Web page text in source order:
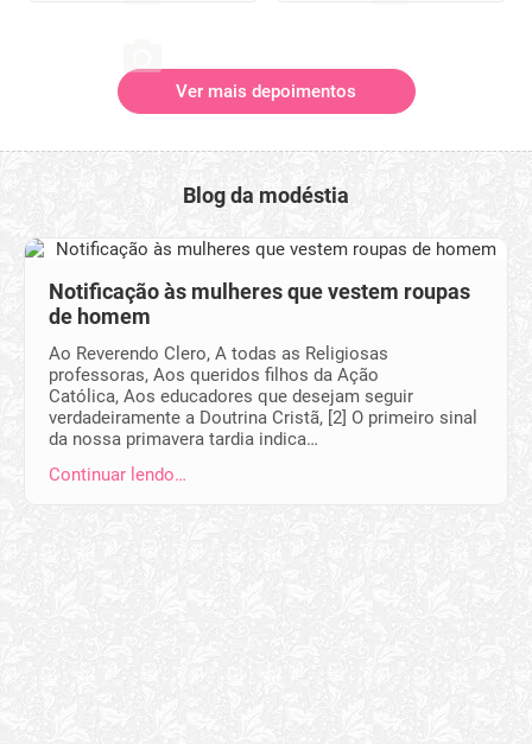
Ver mais depoimentos
Blog da modéstia
Notificação às mulheres que vestem roupas
de homem
Ao Reverendo Clero, A todas as Religiosas
professoras, Aos queridos filhos da Ação
Católica, Aos educadores que desejam seguir
verdadeiramente a Doutrina Cristã, [2] O primeiro sinal
da nossa primavera tardia indica…
Continuar lendo…